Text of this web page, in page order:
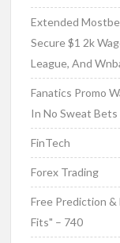
Extended
Secure $1 2k
League, And
Fanatics Promo
In No Sweat Bets
FinTech
Forex Trading
Free Prediction
Fits" – 740